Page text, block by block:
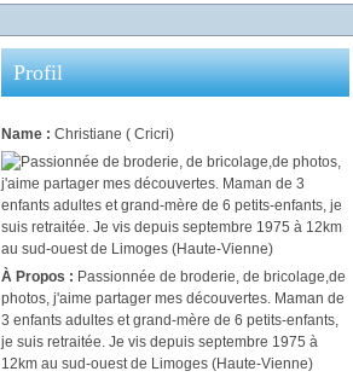
Profil
Name : Christiane ( Cricri)
À Propos : Passionnée de broderie, de bricolage,de
photos, j'aime partager mes découvertes. Maman de
3 enfants adultes et grand-mère de 6 petits-enfants,
je suis retraitée. Je vis depuis septembre 1975 à
12km au sud-ouest de Limoges (Haute-Vienne)